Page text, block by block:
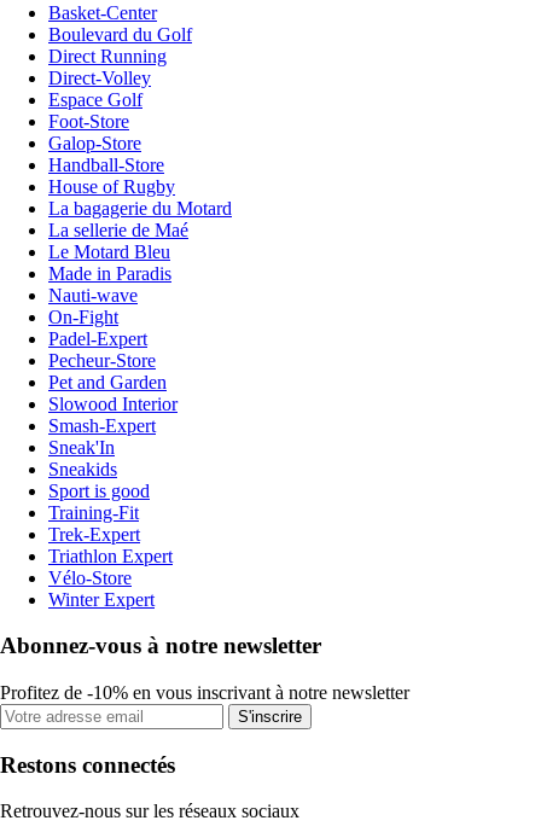
Basket-Center
Boulevard du Golf
Direct Running
Direct-Volley
Espace Golf
Foot-Store
Galop-Store
Handball-Store
House of Rugby
La bagagerie du Motard
La sellerie de Maé
Le Motard Bleu
Made in Paradis
Nauti-wave
On-Fight
Padel-Expert
Pecheur-Store
Pet and Garden
Slowood Interior
Smash-Expert
Sneak'In
Sneakids
Sport is good
Training-Fit
Trek-Expert
Triathlon Expert
Vélo-Store
Winter Expert
Abonnez-vous à notre newsletter
Profitez de -10% en vous inscrivant à notre newsletter
S'inscrire
Restons connectés
Retrouvez-nous sur les réseaux sociaux